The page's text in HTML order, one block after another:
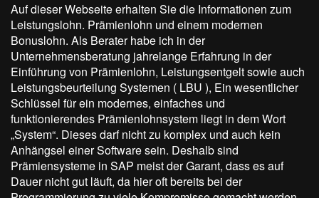
Auf dieser Webseite erhalten Sie die Informationen zum
Leistungslohn. Prämienlohn und einem modernen
Bonuslohn. Als Berater habe ich in der
Unternehmensberatung jahrelange Erfahrung in der
Einführung von Prämienlohn, Leistungsentgelt sowie auch
Leistungsbeurteilung Systemen ( LBU ), Ein wesentlicher
Schlüssel für ein modernes, einfaches und
funktionierendes Prämienlohnsystem liegt in dem Wort
„System“. Dieses darf nicht zu komplex und auch kein
Anhängsel einer Software sein. Deshalb sind
Prämiensysteme in SAP meist der Garant, dass es auf
Dauer nicht gut läuft, da hier oft bereits bei der